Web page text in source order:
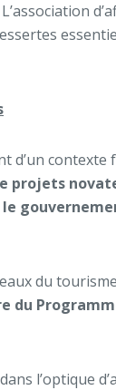
contexte
projets
du
du
l’optique